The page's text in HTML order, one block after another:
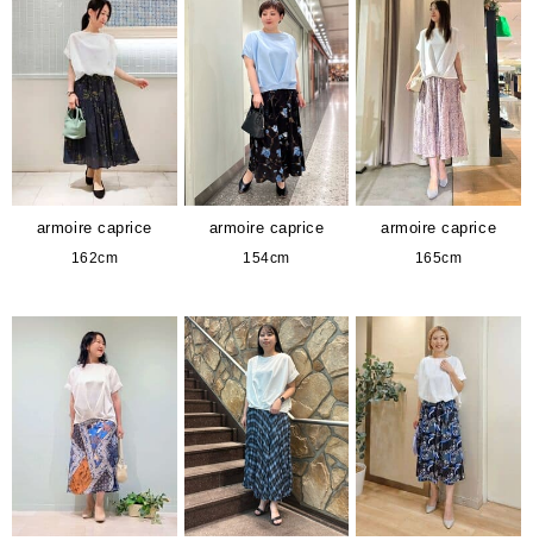
armoire caprice
162cm
armoire caprice
154cm
armoire caprice
165cm